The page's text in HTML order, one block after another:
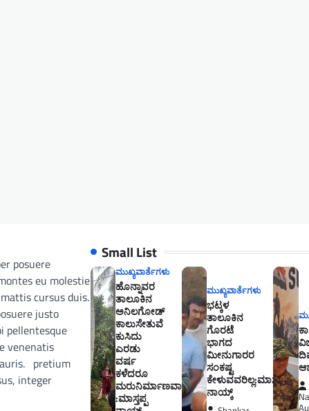
posuere
eu molestie
cursus duis.
justo
pellentesque
venenatis
pretium
integer
Small List
ಮುಖ್ಯವಾರ್ತೆಗಳು
ಹೊನ್ನಾವರ
ತಾಲೂಕಿನ
ಅನಿಲಗೋಡ್
ಕಾಲುಸೇತುವೆ
ಕುಸಿದು
ಎರಡು
ವರ್ಷ
ಕಳೆದರೂ
ಮರುನಿರ್ಮಾಣವಾಗಿಲ್ಲ
:ಮಾಸ್ತಪ್ಪ
ಮುಖ್ಯವಾರ್ತೆಗಳು
ಭಟ್ಕಳ
ತಾಲೂಕಿನ
ಗೊರಟೆ
ಭಾಗದ
ಮೀನುಗಾರರ
ಸಂಕಷ್ಟ
ಕೇಳುವವರಿಲ್ಲ:ಮಾಸ್ತಪ್ಪ
ನಾಯ್ಕ್